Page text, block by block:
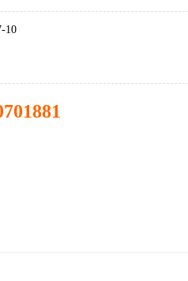
10